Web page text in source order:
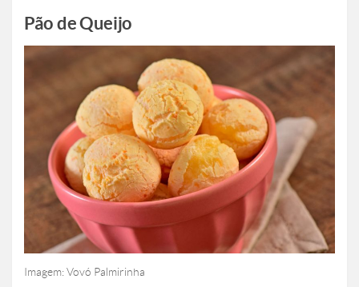
Pão de Queijo
Imagem: Vovó Palmirinha